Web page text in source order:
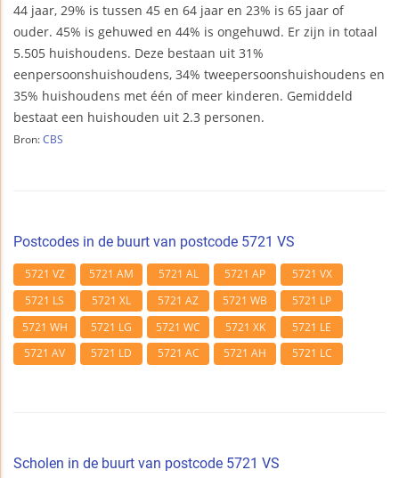
44 jaar, 29% is tussen 45 en 64 jaar en 23% is 65 jaar of
ouder. 45% is gehuwed en 44% is ongehuwd. Er zijn in totaal
5.505 huishoudens. Deze bestaan uit 31%
eenpersoonshuishoudens, 34% tweepersoonshuishoudens en
35% huishoudens met één of meer kinderen. Gemiddeld
bestaat een huishouden uit 2.3 personen.
Bron: CBS
Postcodes in de buurt van postcode 5721 VS
5721 VZ 5721 AM 5721 AL 5721 AP
5721 VX
5721 LS
5721 XL 5721 AZ 5721 WB
5721 LP
5721 WH
5721 LG 5721 WC 5721 XK
5721 LE
5721 AV
5721 LD 5721 AC 5721 AH 5721 LC
Scholen in de buurt van postcode 5721 VS